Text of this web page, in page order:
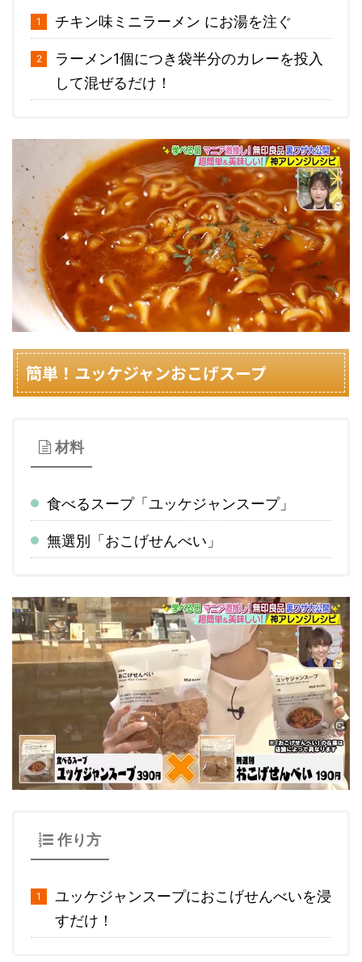
チキン味ミニラーメン にお湯を注ぐ
ラーメン1個につき袋半分のカレーを投入
して混ぜるだけ！
簡単！ユッケジャンおこげスープ
材料
食べるスープ「ユッケジャンスープ」
無選別「おこげせんべい」
作り方
ユッケジャンスープにおこげせんべいを浸
すだけ！